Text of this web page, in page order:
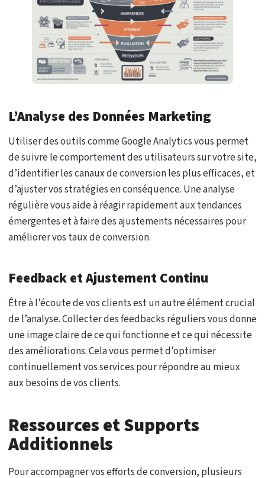
L’Analyse des Données Marketing
Utiliser des outils comme Google Analytics vous permet
de suivre le comportement des utilisateurs sur votre site,
d’identifier les canaux de conversion les plus efficaces, et
d’ajuster vos stratégies en conséquence. Une analyse
régulière vous aide à réagir rapidement aux tendances
émergentes et à faire des ajustements nécessaires pour
améliorer vos taux de conversion.
Feedback et Ajustement Continu
Être à l’écoute de vos clients est un autre élément crucial
de l’analyse. Collecter des feedbacks réguliers vous donne
une image claire de ce qui fonctionne et ce qui nécessite
des améliorations. Cela vous permet d’optimiser
continuellement vos services pour répondre au mieux
aux besoins de vos clients.
Ressources et Supports
Additionnels
Pour accompagner vos efforts de conversion, plusieurs